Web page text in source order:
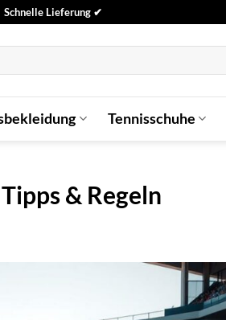
Schnelle Lieferung ✔
Tennisschuhe
& Regeln